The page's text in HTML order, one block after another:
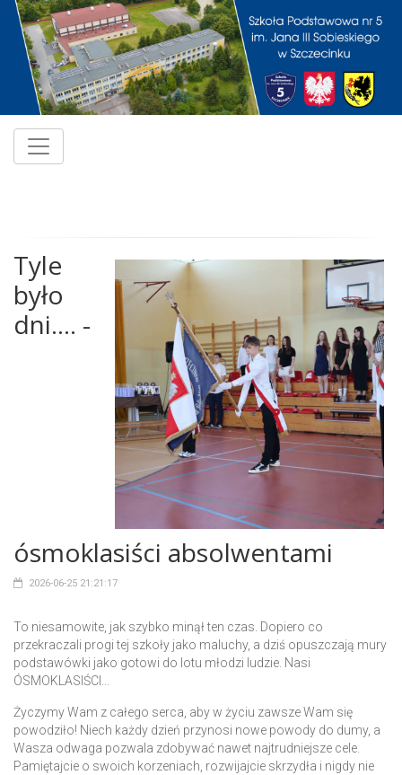
Tyle
było
dni.... -
ósmoklasiści absolwentami
2026-06-25 21:21:17
To niesamowite, jak szybko minął ten czas. Dopiero co
przekraczali progi tej szkoły jako maluchy, a dziś opuszczają mury
podstawówki jako gotowi do lotu młodzi ludzie. Nasi
ÓSMOKLASIŚCI...
Życzymy Wam z całego serca, aby w życiu zawsze Wam się
powodziło! Niech każdy dzień przynosi nowe powody do dumy, a
Wasza odwaga pozwala zdobywać nawet najtrudniejsze cele.
Pamiętajcie o swoich korzeniach, rozwijajcie skrzydła i nigdy nie